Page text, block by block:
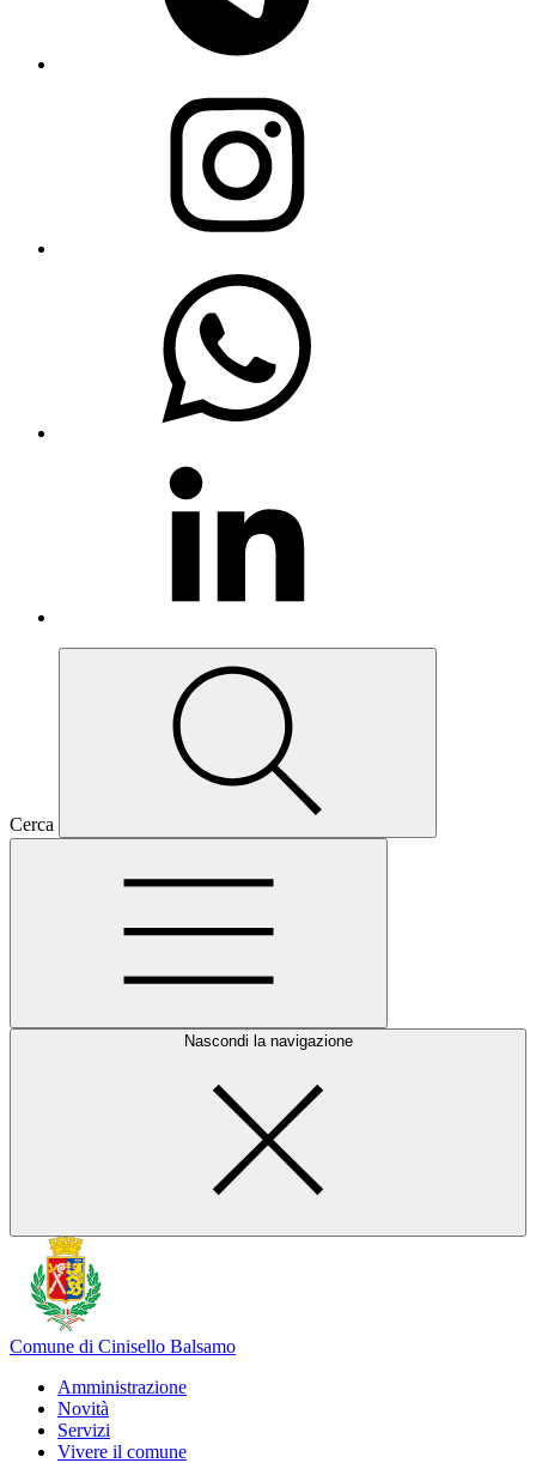
Cerca
Nascondi la navigazione
Comune di Cinisello Balsamo
Amministrazione
Novità
Servizi
Vivere il comune